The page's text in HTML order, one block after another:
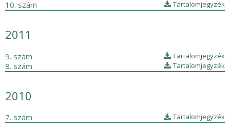
10. szám Tartalomjegyzék
2011
9. szám Tartalomjegyzék
8. szám Tartalomjegyzék
2010
7. szám Tartalomjegyzék